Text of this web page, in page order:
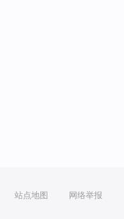
站点地图 网络举报